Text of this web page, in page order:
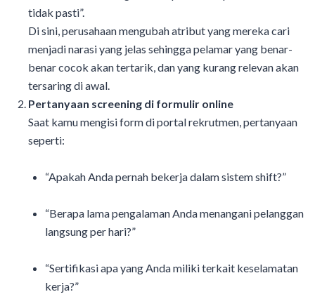
tidak pasti”.
Di sini, perusahaan mengubah atribut yang mereka cari
menjadi narasi yang jelas sehingga pelamar yang benar-
benar cocok akan tertarik, dan yang kurang relevan akan
tersaring di awal.
Pertanyaan screening di formulir online
Saat kamu mengisi form di portal rekrutmen, pertanyaan
seperti:
“Apakah Anda pernah bekerja dalam sistem shift?”
“Berapa lama pengalaman Anda menangani pelanggan
langsung per hari?”
“Sertifikasi apa yang Anda miliki terkait keselamatan
kerja?”